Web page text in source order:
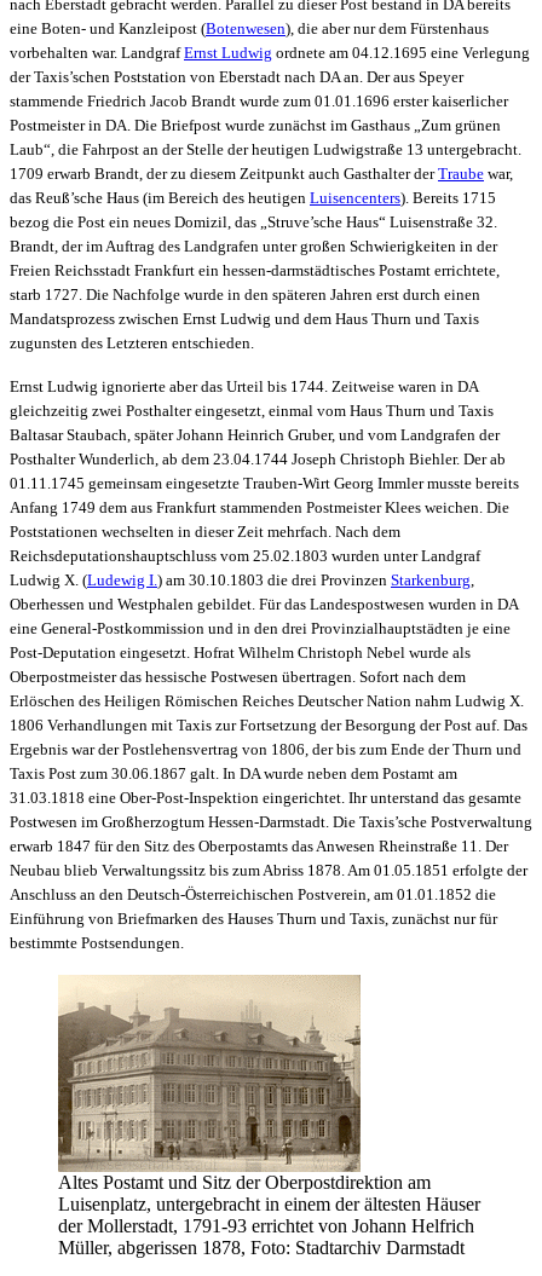
nach Eberstadt gebracht werden. Parallel zu dieser Post bestand in DA bereits
eine Boten- und Kanzleipost (Botenwesen), die aber nur dem Fürstenhaus
vorbehalten war. LandgrafErnst Ludwig ordnete am 04.12.1695 eine Verlegung
der Taxis’schen Poststation von Eberstadt nach DA an. Der aus Speyer
stammende Friedrich Jacob Brandt wurde zum 01.01.1696 erster kaiserlicher
Postmeister in DA. Die Briefpost wurde zunächst im Gasthaus „Zum grünen
Laub“, die Fahrpost an der Stelle der heutigen Ludwigstraße 13 untergebracht.
1709 erwarb Brandt, der zu diesem Zeitpunkt auch Gasthalter derTraube war,
das Reuß’sche Haus (im Bereich des heutigen Luisencenters). Bereits 1715
bezog die Post ein neues Domizil, das „Struve’sche Haus“ Luisenstraße 32.
Brandt, der im Auftrag des Landgrafen unter großen Schwierigkeiten in der
Freien Reichsstadt Frankfurt ein hessen-darmstädtisches Postamt errichtete,
starb 1727. Die Nachfolge wurde in den späteren Jahren erst durch einen
Mandatsprozess zwischen Ernst Ludwig und dem Haus Thurn und Taxis
zugunsten des Letzteren entschieden.
Ernst Ludwig ignorierte aber das Urteil bis 1744. Zeitweise waren in DA
gleichzeitig zwei Posthalter eingesetzt, einmal vom Haus Thurn und Taxis
Baltasar Staubach, später Johann Heinrich Gruber, und vom Landgrafen der
Posthalter Wunderlich, ab dem 23.04.1744 Joseph Christoph Biehler. Der ab
01.11.1745 gemeinsam eingesetzte Trauben-Wirt Georg Immler musste bereits
Anfang 1749 dem aus Frankfurt stammenden Postmeister Klees weichen. Die
Poststationen wechselten in dieser Zeit mehrfach. Nach dem
Reichsdeputationshauptschluss vom 25.02.1803 wurden unter Landgraf
Ludwig X. (Ludewig I. ) am 30.10.1803 die drei Provinzen Starkenburg
Oberhessen und Westphalen gebildet. Für das Landespostwesen wurden in DA
eine General-Postkommission und in den drei Provinzialhauptstädten je eine
Post-Deputation eingesetzt. Hofrat Wilhelm Christoph Nebel wurde als
Oberpostmeister das hessische Postwesen übertragen. Sofort nach dem
Erlöschen des Heiligen Römischen Reiches Deutscher Nation nahm Ludwig X.
1806 Verhandlungen mit Taxis zur Fortsetzung der Besorgung der Post auf. Das
Ergebnis war der Postlehensvertrag von 1806, der bis zum Ende der Thurn und
Taxis Post zum 30.06.1867 galt. In DA wurde neben dem Postamt am
31.03.1818 eine Ober-Post-Inspektion eingerichtet. Ihr unterstand das gesamte
Postwesen im Großherzogtum Hessen-Darmstadt. Die Taxis’sche Postverwaltung
erwarb 1847 für den Sitz des Oberpostamts das Anwesen Rheinstraße 11. Der
Neubau blieb Verwaltungssitz bis zum Abriss 1878. Am 01.05.1851 erfolgte der
Anschluss an den Deutsch-Österreichischen Postverein, am 01.01.1852 die
Einführung von Briefmarken des Hauses Thurn und Taxis, zunächst nur für
bestimmte Postsendungen.
Altes Postamt und Sitz der Oberpostdirektion am
Luisenplatz, untergebracht in einem der ältesten Häuser
der Mollerstadt, 1791-93 errichtet von Johann Helfrich
Müller, abgerissen 1878, Foto: Stadtarchiv Darmstadt